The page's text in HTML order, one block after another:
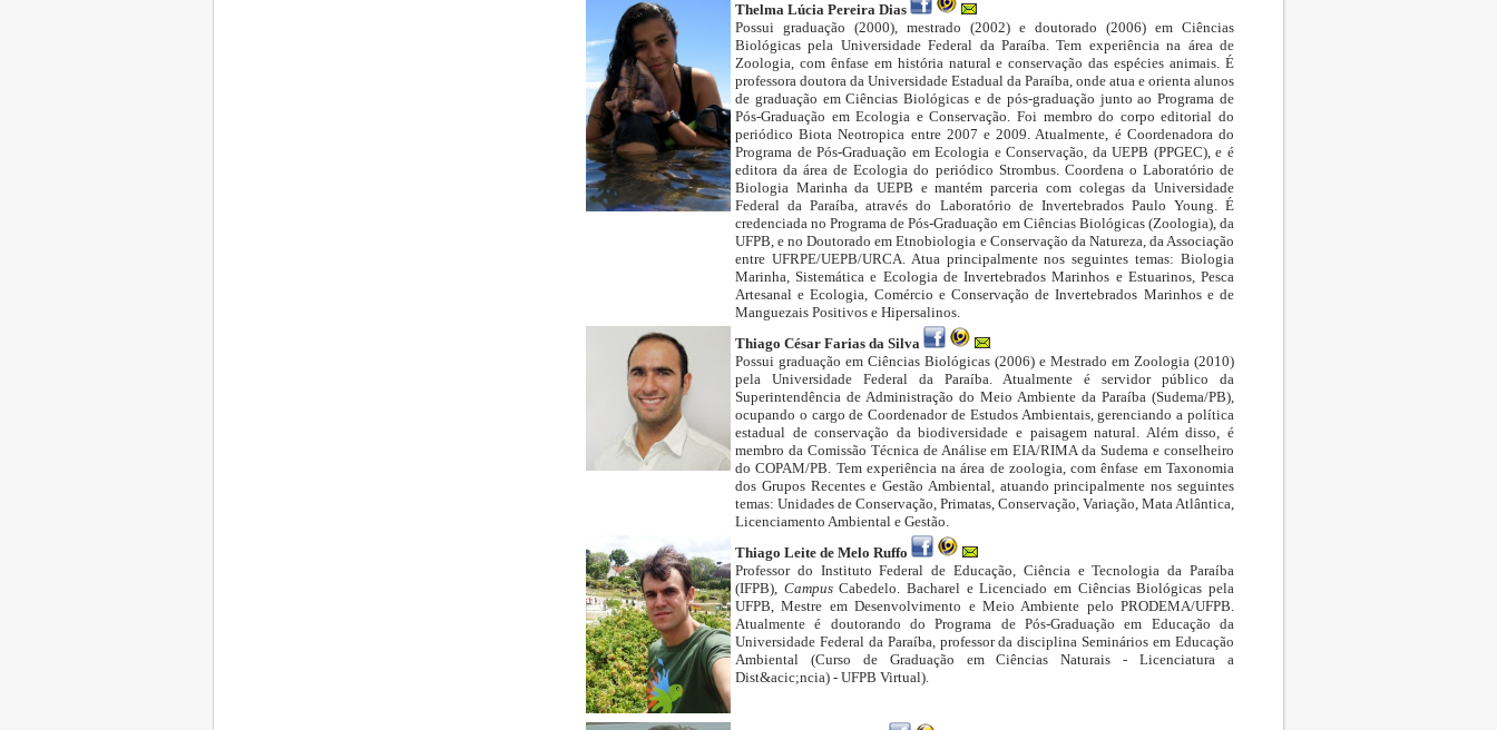
Thelma Lúcia Pereira Dias
Possui graduação (2000), mestrado (2002) e doutorado (2006) em Ciências
Biológicas pela Universidade Federal da Paraíba. Tem experiência na área de
Zoologia, com ênfase em história natural e conservação das espécies animais. É
professora doutora da Universidade Estadual da Paraíba, onde atua e orienta alunos
de graduação em Ciências Biológicas e de pós-graduação junto ao Programa de
Pós-Graduação em Ecologia e Conservação. Foi membro do corpo editorial do
periódico Biota Neotropica entre 2007 e 2009. Atualmente, é Coordenadora do
Programa de Pós-Graduação em Ecologia e Conservação, da UEPB (PPGEC), e é
editora da área de Ecologia do periódico Strombus. Coordena o Laboratório de
Biologia Marinha da UEPB e mantém parceria com colegas da Universidade
Federal da Paraíba, através do Laboratório de Invertebrados Paulo Young. É
credenciada no Programa de Pós-Graduação em Ciências Biológicas (Zoologia), da
UFPB, e no Doutorado em Etnobiologia e Conservação da Natureza, da Associação
entre UFRPE/UEPB/URCA. Atua principalmente nos seguintes temas: Biologia
Marinha, Sistemática e Ecologia de Invertebrados Marinhos e Estuarinos, Pesca
Artesanal e Ecologia, Comércio e Conservação de Invertebrados Marinhos e de
Manguezais Positivos e Hipersalinos.
Thiago César Farias da Silva
Possui graduação em Ciências Biológicas (2006) e Mestrado em Zoologia (2010)
pela Universidade Federal da Paraíba. Atualmente é servidor público da
Superintendência de Administração do Meio Ambiente da Paraíba (Sudema/PB),
ocupando o cargo de Coordenador de Estudos Ambientais, gerenciando a política
estadual de conservação da biodiversidade e paisagem natural. Além disso, é
membro da Comissão Técnica de Análise em EIA/RIMA da Sudema e conselheiro
do COPAM/PB. Tem experiência na área de zoologia, com ênfase em Taxonomia
dos Grupos Recentes e Gestão Ambiental, atuando principalmente nos seguintes
temas: Unidades de Conservação, Primatas, Conservação, Variação, Mata Atlântica,
Licenciamento Ambiental e Gestão.
Thiago Leite de Melo Ruffo
Professor do Instituto Federal de Educação, Ciência e Tecnologia da Paraíba
(IFPB), CampusCabedelo. Bacharel e Licenciado em Ciências Biológicas pela
UFPB, Mestre em Desenvolvimento e Meio Ambiente pelo PRODEMA/UFPB.
Atualmente é doutorando do Programa de Pós-Graduação em Educação da
Universidade Federal da Paraíba, professor da disciplina Seminários em Educação
Ambiental (Curso de Graduação em Ciências Naturais - Licenciatura a
Dist&acic;ncia) - UFPB Virtual).